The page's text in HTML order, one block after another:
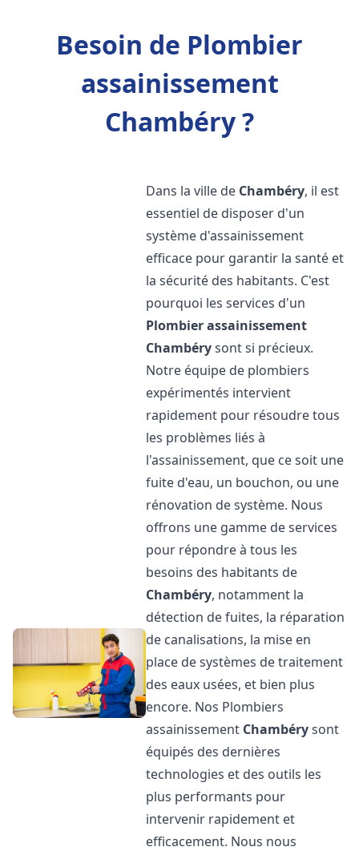
Besoin de Plombier
assainissement
Chambéry ?
Dans la ville de Chambéry, il est
essentiel de disposer d'un
système d'assainissement
efficace pour garantir la santé et
la sécurité des habitants. C'est
pourquoi les services d'un
Plombier assainissement
Chambérysont si précieux.
Notre équipe de plombiers
expérimentés intervient
rapidement pour résoudre tous
les problèmes liés à
l'assainissement, que ce soit une
fuite d'eau, un bouchon, ou une
rénovation de système. Nous
offrons une gamme de services
pour répondre à tous les
besoins des habitants de
Chambéry, notamment la
détection de fuites, la réparation
de canalisations, la mise en
place de systèmes de traitement
des eaux usées, et bien plus
encore. Nos Plombiers
assainissement Chambérysont
équipés des dernières
technologies et des outils les
plus performants pour
intervenir rapidement et
efficacement. Nous nous